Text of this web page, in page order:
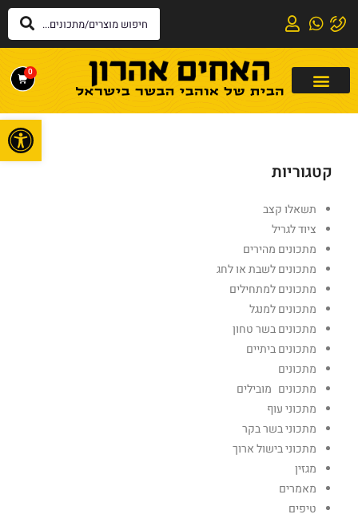
0
קטגוריות
תשאלו קצב
ציוד לגריל
מתכונים מהירים
מתכונים לשבת או לחג
מתכונים למתחילים
מתכונים למנגל
מתכונים בשר טחון
מתכונים ביתיים
מתכונים
מתכונים מובילים
מתכוני עוף
מתכוני בשר בקר
מתכוני בישול ארוך
מגזין
מאמרים
טיפים